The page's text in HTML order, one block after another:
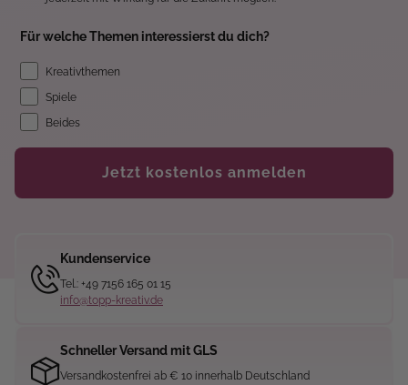
Für welche Themen interessierst du dich?
Kreativthemen
Spiele
Beides
Jetzt kostenlos anmelden
Kundenservice
Tel.: +49 7156 165 01 15
info@topp-kreativ.de
Schneller Versand mit GLS
Versandkostenfrei ab € 10 innerhalb Deutschland